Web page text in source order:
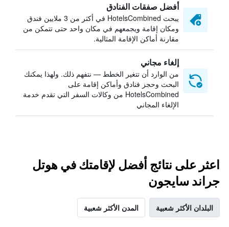
أفضل صفقات الفنادق
يبحث HotelsCombined في أكثر من 3 ملايين فندق
ومكان إقامة ويجمعهم في مكان واحد حتى تتمكن من
مقارنة أماكن الإقامة المثالية.
إلغاء مجاني
من الوارد أن تتغير الخطط — نتفهم ذلك. ولهذا يمكنك
البحث وحجز فنادق وأماكن إقامة على
HotelsCombined من وكالات السفر التي تقدم خدمة
الإلغاء المجاني
اعثر على نتائج أفضل لإقامتك في هوتل
جراند سايجون
البلدان الأكثر شعبية المدن الأكثر شعبية